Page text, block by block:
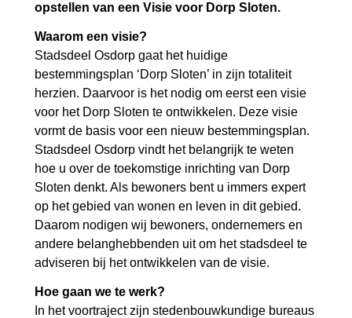
opstellen van een Visie voor Dorp Sloten.
Waarom een visie?
Stadsdeel Osdorp gaat het huidige
bestemmingsplan ‘Dorp Sloten’ in zijn totaliteit
herzien. Daarvoor is het nodig om eerst een visie
voor het Dorp Sloten te ontwikkelen. Deze visie
vormt de basis voor een nieuw bestemmingsplan.
Stadsdeel Osdorp vindt het belangrijk te weten
hoe u over de toekomstige inrichting van Dorp
Sloten denkt. Als bewoners bent u immers expert
op het gebied van wonen en leven in dit gebied.
Daarom nodigen wij bewoners, ondernemers en
andere belanghebbenden uit om het stadsdeel te
adviseren bij het ontwikkelen van de visie.
Hoe gaan we te werk?
In het voortraject zijn stedenbouwkundige bureaus